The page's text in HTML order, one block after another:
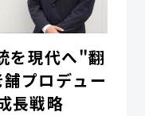
を現代へ"翻
舗プロデュー
長戦略